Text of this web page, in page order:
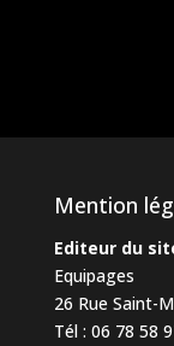
Mention
Editeur du
Equipages
26 Rue Saint-
Tél : 06 78 58